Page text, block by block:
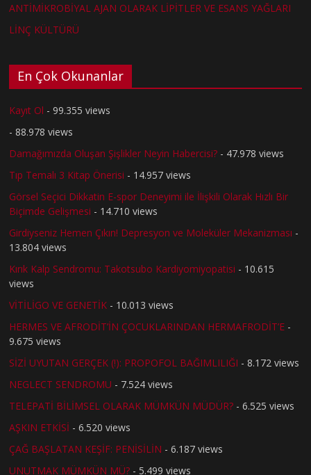
ANTİMİKROBİYAL AJAN OLARAK LİPİTLER VE ESANS YAĞLARI
LİNÇ KÜLTÜRÜ
En Çok Okunanlar
Kayıt Ol - 99.355 views
- 88.978 views
Damağımızda Oluşan Şişlikler Neyin Habercisi? - 47.978 views
Tıp Temalı 3 Kitap Önerisi - 14.957 views
Görsel Seçici Dikkatin E-spor Deneyimi ile İlişkili Olarak Hızlı Bir
Biçimde Gelişmesi - 14.710 views
Girdiyseniz Hemen Çıkın! Depresyon ve Moleküler Mekanizması -
13.804 views
Kırık Kalp Sendromu: Takotsubo Kardiyomiyopatisi - 10.615
views
VİTİLİGO VE GENETİK - 10.013 views
HERMES VE AFRODİT’İN ÇOCUKLARINDAN HERMAFRODİT’E -
9.675 views
SİZİ UYUTAN GERÇEK (!): PROPOFOL BAĞIMLILIĞI - 8.172 views
NEGLECT SENDROMU - 7.524 views
TELEPATİ BİLİMSEL OLARAK MÜMKÜN MÜDÜR? - 6.525 views
AŞKIN ETKİSİ - 6.520 views
ÇAĞ BAŞLATAN KEŞİF: PENİSİLİN - 6.187 views
UNUTMAK MÜMKÜN MÜ? - 5.499 views